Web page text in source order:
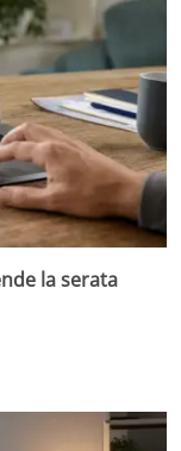
la serata